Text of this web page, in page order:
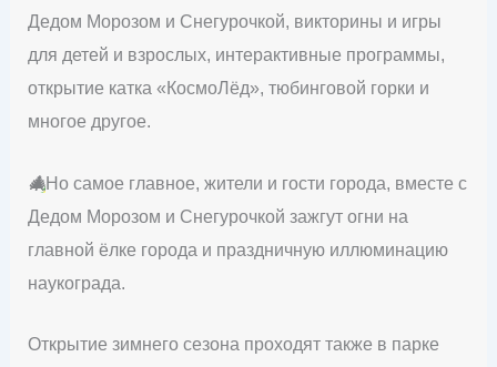
Дедом Морозом и Снегурочкой, викторины и игры
для детей и взрослых, интерактивные программы,
открытие катка «КосмоЛёд», тюбинговой горки и
многое другое.
🎄Но самое главное, жители и гости города, вместе с
Дедом Морозом и Снегурочкой зажгут огни на
главной ёлке города и праздничную иллюминацию
наукограда.
Открытие зимнего сезона проходят также в парке